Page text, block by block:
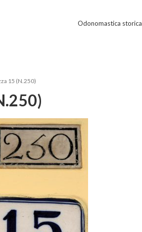
Odonomastica storica
15 (N.250)